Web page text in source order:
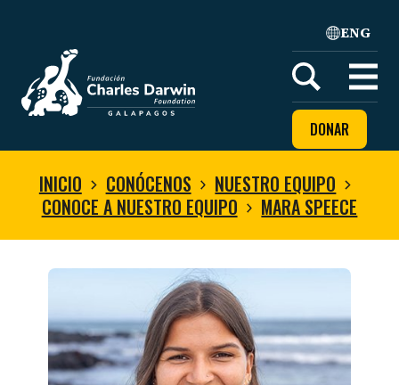
Home
ENG
Open
menu
DONAR
INICIO CONÓCENOS
NUESTRO EQUIPO
CONOCE A NUESTRO EQUIPO
MARA SPEECE